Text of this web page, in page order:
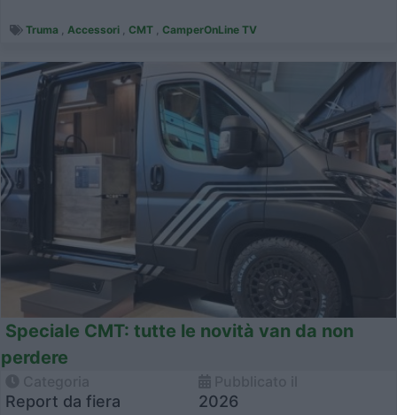
Truma Accessori CMT CamperOnLine TV
Speciale CMT: tutte le novità van da non
perdere
Report da fiera 2026